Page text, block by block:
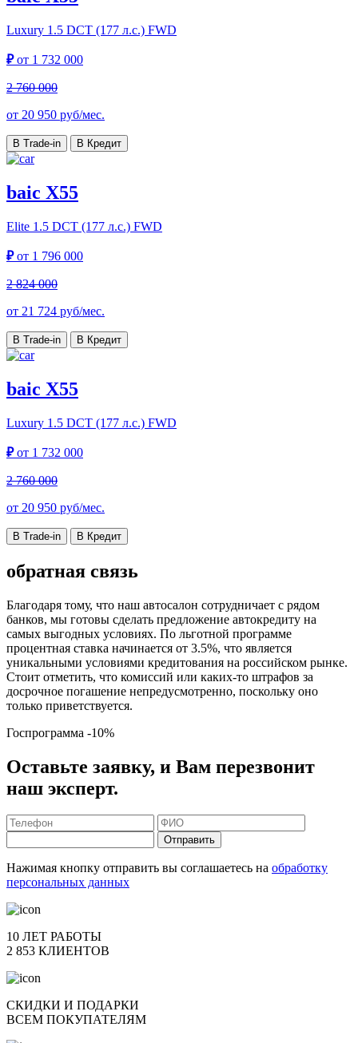
Luxury 1.5 DCT (177 л.с.) FWD
₽от 1 732 000
2 760 000
от 20 950 руб/мес.
В Trade-in В Кредит
baic X55
Elite 1.5 DCT (177 л.с.) FWD
₽от 1 796 000
2 824 000
от 21 724 руб/мес.
В Trade-in В Кредит
baic X55
Luxury 1.5 DCT (177 л.с.) FWD
₽от 1 732 000
2 760 000
от 20 950 руб/мес.
В Trade-in В Кредит
обратная связь
Благодаря тому, что наш автосалон сотрудничает с рядом
банков, мы готовы сделать предложение автокредиту на
самых выгодных условиях. По льготной программе
процентная ставка начинается от 3.5%, что является
уникальными условиями кредитования на российском рынке.
Стоит отметить, что комиссий или каких-то штрафов за
досрочное погашение непредусмотренно, поскольку оно
только приветствуется.
Госпрограмма -10%
Оставьте заявку, и Вам перезвонит
наш эксперт.
Отправить
Нажимая кнопку отправить вы соглашаетесь на обработку
персональных данных
10 ЛЕТ РАБОТЫ
2 853 КЛИЕНТОВ
СКИДКИ И ПОДАРКИ
ВСЕМ ПОКУПАТЕЛЯМ